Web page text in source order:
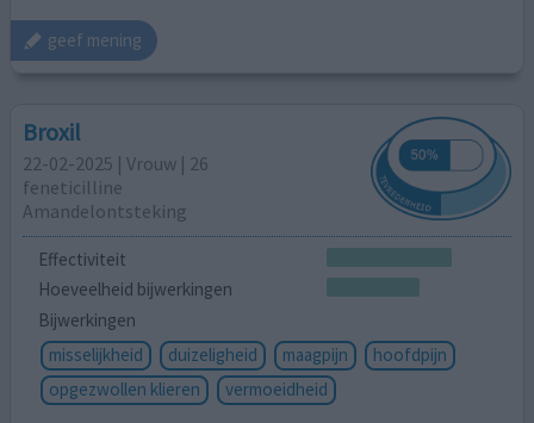
geef mening
Broxil
22-02-2025 | Vrouw | 26
feneticilline
Amandelontsteking
Effectiviteit
Hoeveelheid bijwerkingen
Bijwerkingen
misselijkheid
duizeligheid maagpijn
hoofdpijn
opgezwollen klieren
vermoeidheid